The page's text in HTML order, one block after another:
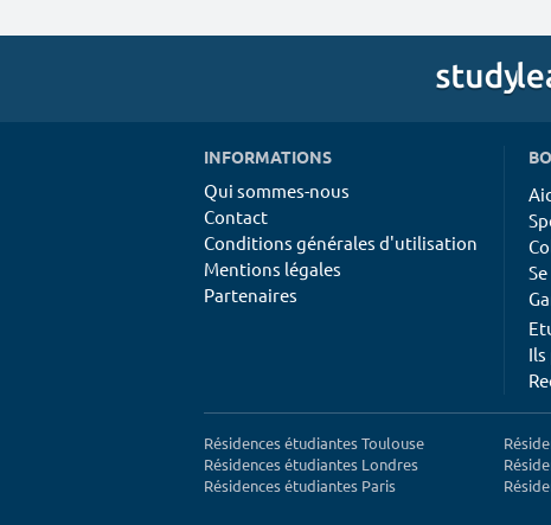
INFORMATIONS
Qui sommes-nous
Contact
Conditions générales d'utilisation
Mentions légales
Partenaires
Résidences étudiantes Toulouse
Résidences étudiantes Londres
Résidences étudiantes Paris